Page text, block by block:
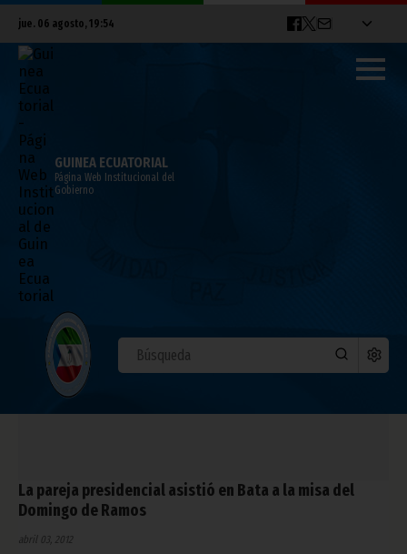
jue. 06 agosto, 19:54
GUINEA ECUATORIAL
Página Web Institucional del
Gobierno
PRESIDENCIA
La pareja presidencial asistió en Bata a la misa del
Domingo de Ramos
abril 03, 2012